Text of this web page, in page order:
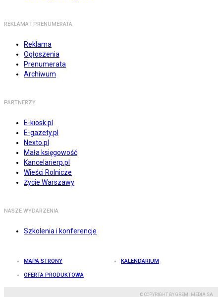
REKLAMA I PRENUMERATA
Reklama
Ogłoszenia
Prenumerata
Archiwum
PARTNERZY
E-kiosk.pl
E-gazety.pl
Nexto.pl
Mała księgowość
Kancelarierp.pl
Wieści Rolnicze
Życie Warszawy
NASZE WYDARZENIA
Szkolenia i konferencje
MAPA STRONY KALENDARIUM
OFERTA PRODUKTOWA
© COPYRIGHT BY GREMI MEDIA SA